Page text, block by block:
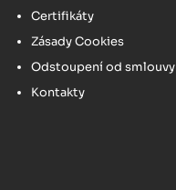
Certifikáty
Zásady Cookies
Odstoupení od smlouvy
Kontakty